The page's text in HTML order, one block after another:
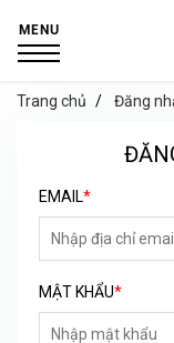
MENU
Trang chủ Đăng
EMAIL*
MẬT KHẨU*